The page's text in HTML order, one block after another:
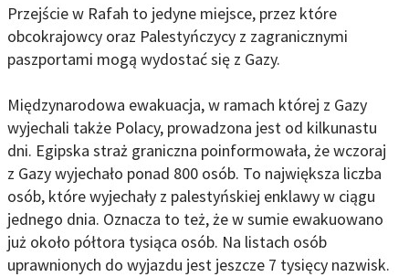
Przejście w Rafah to jedyne miejsce, przez które
obcokrajowcy oraz Palestyńczycy z zagranicznymi
paszportami mogą wydostać się z Gazy.
Międzynarodowa ewakuacja, w ramach której z Gazy
wyjechali także Polacy, prowadzona jest od kilkunastu
dni. Egipska straż graniczna poinformowała, że wczoraj
z Gazy wyjechało ponad 800 osób. To największa liczba
osób, które wyjechały z palestyńskiej enklawy w ciągu
jednego dnia. Oznacza to też, że w sumie ewakuowano
już około półtora tysiąca osób. Na listach osób
uprawnionych do wyjazdu jest jeszcze 7 tysięcy nazwisk.